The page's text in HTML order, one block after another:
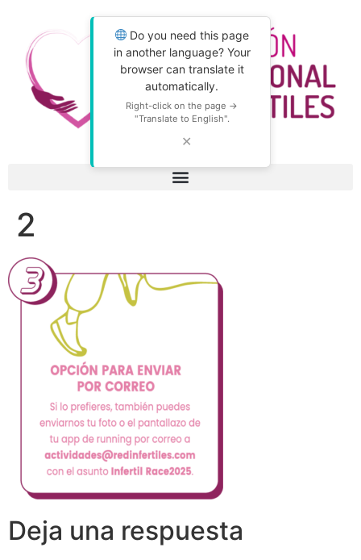
Do you need this page
in another language? Your
browser can translate it
automatically.
Right-click on the page →
"Translate to English".
✕
2
Deja una respuesta